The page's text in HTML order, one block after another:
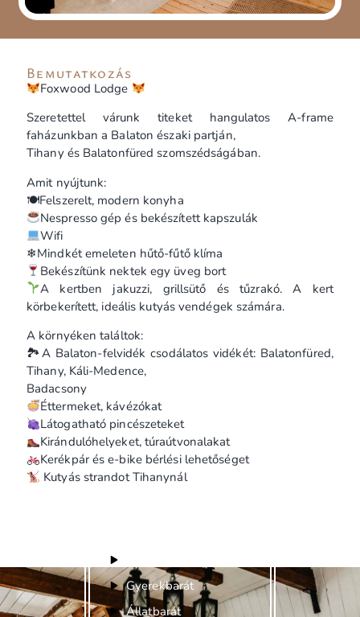
Bemutatkozás
Foxwood Lodge
Szeretettel várunk titeket hangulatos A-frame
faházunkban a Balaton északi partján,
Tihany és Balatonfüred szomszédságában.
Amit nyújtunk:
🍽Felszerelt, modern konyha
Nespresso gép és bekészített kapszulák
Wifi
❄Mindkét emeleten hűtő-fűtő klíma
Bekészítünk nektek egy üveg bort
A kertben jakuzzi, grillsütő és tűzrakó. A kert
körbekerített, ideális kutyás vendégek számára.
A környéken találtok:
🏞A Balaton-felvidék csodálatos vidékét: Balatonfüred,
Tihany, Káli-Medence,
Badacsony
Éttermeket, kávézókat
Látogatható pincészeteket
Kirándulóhelyeket, túraútvonalakat
Kerékpár és e-bike bérlési lehetőséget
Kutyás strandot Tihanynál
Gyerekbarát
Állatbarát